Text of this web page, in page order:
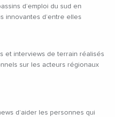
d’emploi du sud en
innovantes d’entre elles
et interviews de terrain réalisés
sur les acteurs régionaux
d’aider les personnes qui